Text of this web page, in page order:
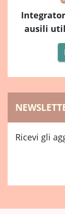
ausili
Ricevi gli